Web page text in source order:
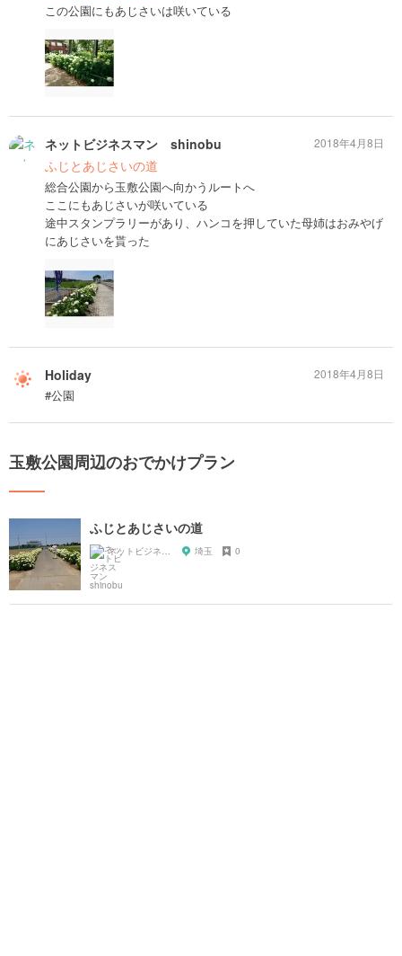
この公園にもあじさいは咲いている
ネットビジネスマン shinobu
ふじとあじさいの道
総合公園から玉敷公園へ向かうルートへ
ここにもあじさいが咲いている
途中スタンプラリーがあり、ハンコを押していた母姉はおみやげ
にあじさいを貰った
2018年4月8日
Holiday
#公園
2018年4月8日
玉敷公園周辺のおでかけプラン
ふじとあじさいの道
ネットビジネスマン shinobu 埼玉 0